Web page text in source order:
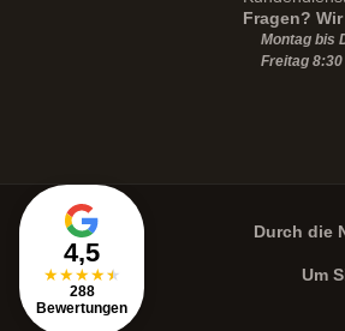
4,5
★★★★★
288
Bewertungen
Fragen?
Montag bis
Freitag 8:30
Durch die
Um